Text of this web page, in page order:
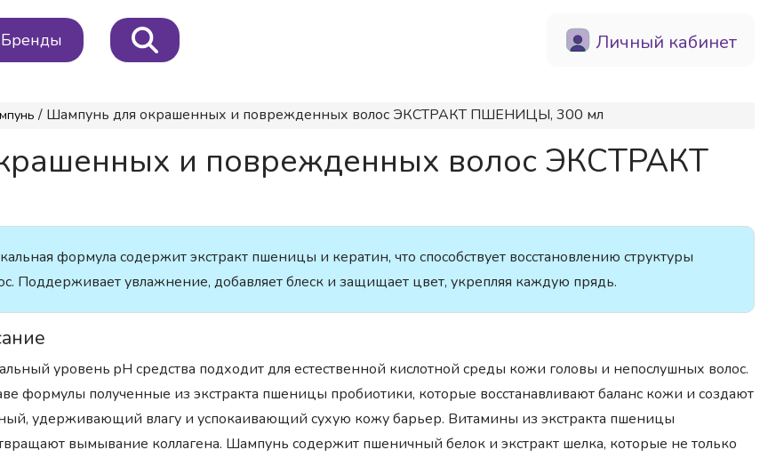
Бренды Личный кабинет
/ Шампунь для окрашенных и поврежденных волос ЭКСТРАКТ ПШЕНИЦЫ, 300 мл
и поврежденных волос ЭКСТРАКТ
формула содержит экстракт пшеницы и кератин, что способствует восстановлению структуры
Поддерживает увлажнение, добавляет блеск и защищает цвет, укрепляя каждую прядь.
уровень pH средства подходит для естественной кислотной среды кожи головы и непослушных волос.
формулы полученные из экстракта пшеницы пробиотики, которые восстанавливают баланс кожи и создают
удерживающий влагу и успокаивающий сухую кожу барьер. Витамины из экстракта пшеницы
вымывание коллагена. Шампунь содержит пшеничный белок и экстракт шелка, которые не только